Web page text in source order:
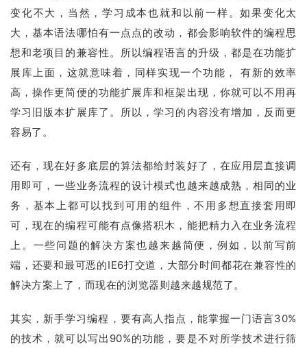
变化不大，当然，学习成本也就和以前一样。如果变化太
大，基本语法哪怕有一点点的改动，都会影响软件的编程思
想和老项目的兼容性。所以编程语言的升级，都是在功能扩
展库上面，这就意味着，同样实现一个功能， 有新的效率
高，操作更简便的功能扩展库和框架出现，你就可以不用再
学习旧版本扩展库了。所以，学习的内容没有增加，反而更
容易了。
还有，现在好多底层的算法都给封装好了，在应用层直接调
用即可，一些业务流程的设计模式也越来越成熟，相同的业
务，基本上都可以找到可用的组件，不用多想直接套用即
可，现在的编程可能有点像搭积木，能把精力入在业务流程
上。一些问题的解决方案也越来越简便，例如，以前写前
端，还要和最可恶的IE6打交道，大部分时间都花在兼容性的
解决方案上了，而现在的浏览器则越来越规范了。
其实，新手学习编程，要有高人指点，能掌握一门语言30%
的技术，就可以写出90%的功能，要是不对所学技术进行筛